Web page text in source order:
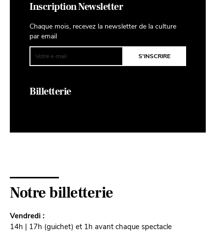
Inscription Newsletter
Chaque mois, recevez la newsletter de la culture
par email
Billetterie
Notre billetterie
Vendredi :
14h | 17h (guichet) et 1h avant chaque spectacle